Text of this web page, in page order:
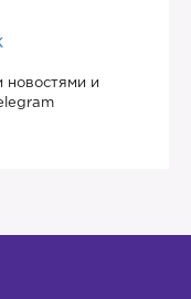
новостями и